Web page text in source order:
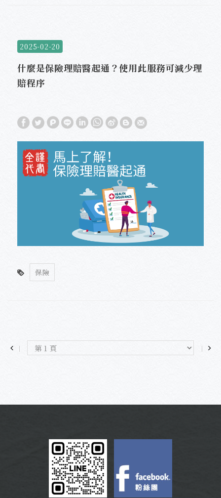
2025-02-20
什麼是保險理賠醫起通？使用此服務可減少理
賠程序
保險